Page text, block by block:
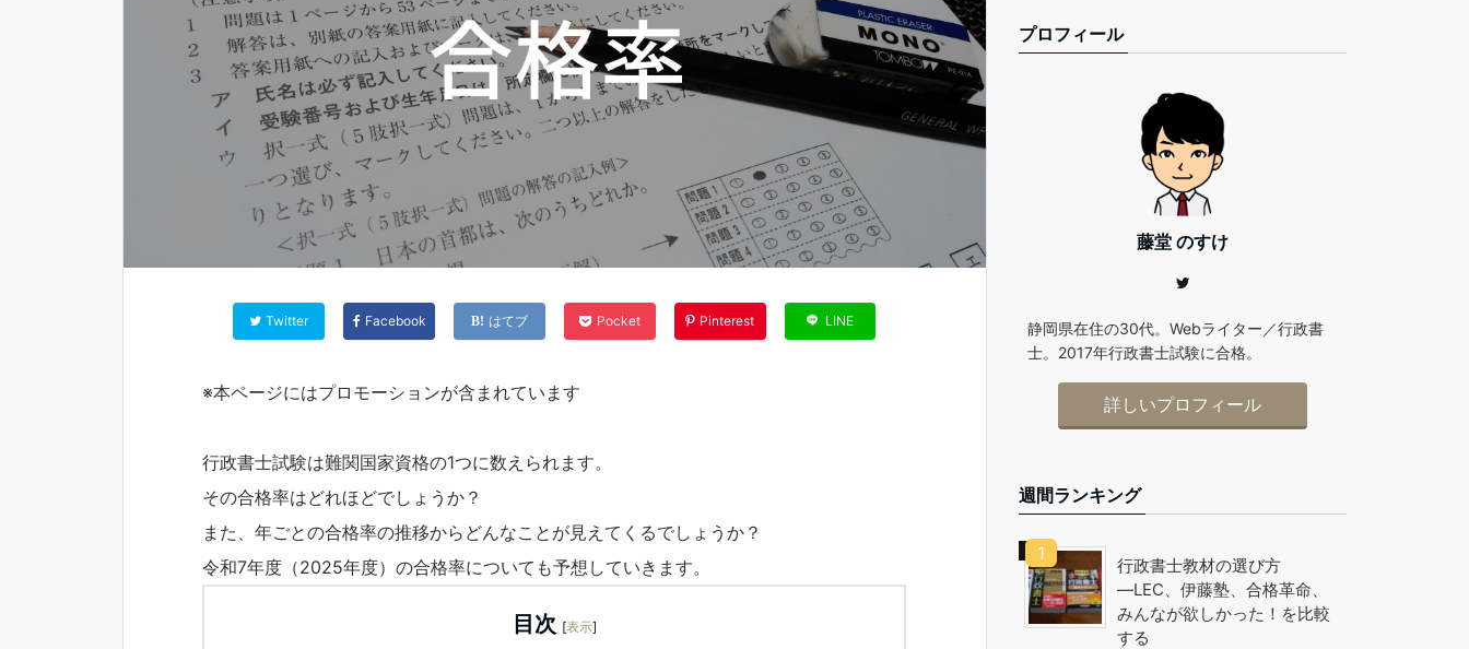
Twitter Facebook はてブ Pocket Pinterest LINE
※本ページにはプロモーションが含まれています
行政書士試験は難関国家資格の1つに数えられます。
その合格率はどれほどでしょうか？
また、年ごとの合格率の推移からどんなことが見えてくるでしょうか？
令和7年度（2025年度）の合格率についても予想していきます。
目次 [表示]
プロフィール
藤堂 のすけ
静岡県在住の30代。Webライター／行政書
士。2017年行政書士試験に合格。
詳しいプロフィール
週間ランキング
行政書士教材の選び方
―LEC、伊藤塾、合格革命、
みんなが欲しかった！を比較
する